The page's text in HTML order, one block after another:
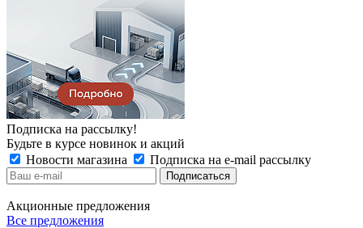
Подписка на рассылку!
Будьте в курсе новинок и акций
Новости магазина
Подписка на e-mail рассылку
Акционные предложения
Все предложения